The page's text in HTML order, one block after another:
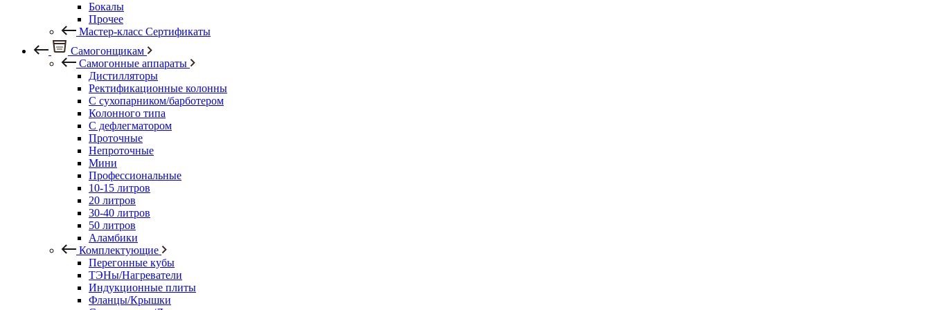
Бокалы
Прочее
Мастер-класс Сертификаты
Самогонщикам
Самогонные аппараты
Дистилляторы
Ректификационные колонны
С сухопарником/барботером
Колонного типа
С дефлегматором
Проточные
Непроточные
Мини
Профессиональные
10-15 литров
20 литров
30-40 литров
50 литров
Аламбики
Комплектующие
Перегонные кубы
ТЭНы/Нагреватели
Индукционные плиты
Фланцы/Крышки